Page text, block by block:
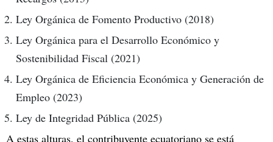
Ley Orgánica de Fomento Productivo (2018)
Ley Orgánica para el Desarrollo Económico y
Sostenibilidad Fiscal (2021)
Ley Orgánica de Eficiencia Económica y Generación de
Empleo (2023)
Ley de Integridad Pública (2025)
A estas alturas, el contribuyente ecuatoriano se está